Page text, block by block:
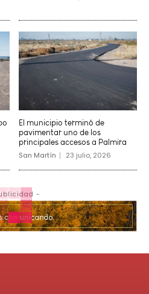
El municipio terminó de
pavimentar uno de los
principales accesos a Palmira
San Martín 23 julio, 2026
-